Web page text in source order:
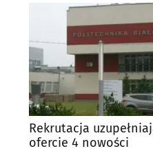
Rekrutacja
ofercie 4 nowości